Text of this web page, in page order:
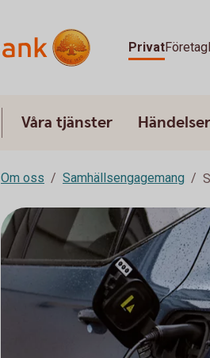
PrivatFöretag
Våra tjänster
Om oss Samhällsengagemang